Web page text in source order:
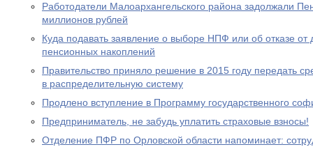
Работодатели Малоархангельского района задолжали
миллионов рублей
Куда подавать заявление о выборе НПФ или об отказе
пенсионных накоплений
Правительство приняло решение в 2015 году передать
в распределительную систему
Продлено вступление в Программу государственного
Предприниматель, не забудь уплатить страховые взносы!
Отделение ПФР по Орловской области напоминает: